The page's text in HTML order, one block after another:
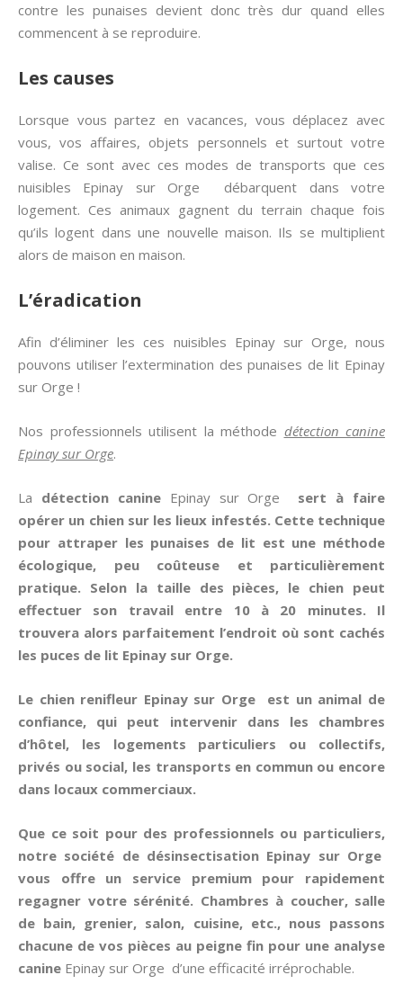
contre les punaises devient donc très dur quand elles
commencent à se reproduire.
Les causes
Lorsque vous partez en vacances, vous déplacez avec
vous, vos affaires, objets personnels et surtout votre
valise. Ce sont avec ces modes de transports que ces
nuisibles Epinay sur Orge débarquent dans votre
logement. Ces animaux gagnent du terrain chaque fois
qu’ils logent dans une nouvelle maison. Ils se multiplient
alors de maison en maison.
L’éradication
Afin d’éliminer les ces nuisibles Epinay sur Orge, nous
pouvons utiliser l’extermination des punaises de lit Epinay
sur Orge !
Nos professionnels utilisent la méthode détection canine
Epinay sur Orge.
La détection canineEpinay sur Orge sert à faire
opérer un chien sur les lieux infestés. Cette technique
pour attraper les punaises de lit est une méthode
écologique, peu coûteuse et particulièrement
pratique. Selon la taille des pièces, le chien peut
effectuer son travail entre 10 à 20 minutes. Il
trouvera alors parfaitement l’endroit où sont cachés
les puces de lit Epinay sur Orge.
Le chien renifleur Epinay sur Orge est un animal de
confiance, qui peut intervenir dans les chambres
d’hôtel, les logements particuliers ou collectifs,
privés ou social, les transports en commun ou encore
dans locaux commerciaux.
Que ce soit pour des professionnels ou particuliers,
notre société de désinsectisation Epinay sur Orge
vous offre un service premium pour rapidement
regagner votre sérénité. Chambres à coucher, salle
de bain, grenier, salon, cuisine, etc., nous passons
chacune de vos pièces au peigne fin pour une analyse
canine Epinay sur Orge d’une efficacité irréprochable.